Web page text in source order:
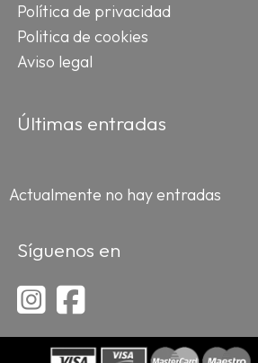
Política de privacidad
Politica de cookies
Aviso legal
Últimas entradas
Actualmente no hay entradas
Síguenos en